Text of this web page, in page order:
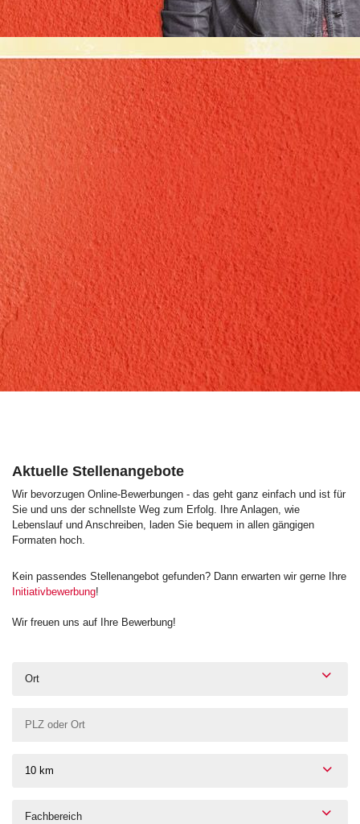
Aktuelle Stellenangebote
Wir bevorzugen Online-Bewerbungen - das geht ganz einfach und ist für
Sie und uns der schnellste Weg zum Erfolg. Ihre Anlagen, wie
Lebenslauf und Anschreiben, laden Sie bequem in allen gängigen
Formaten hoch.
Kein passendes Stellenangebot gefunden? Dann erwarten wir gerne Ihre
Initiativbewerbung!
Wir freuen uns auf Ihre Bewerbung!
Ort
10 km
Fachbereich